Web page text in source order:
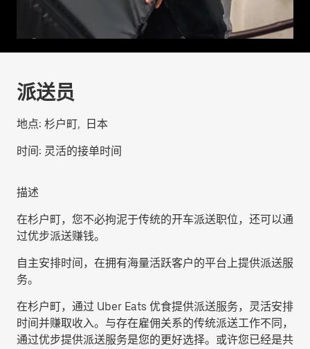
派送员
地点: 杉户町, 日本
时间: 灵活的接单时间
描述
在杉户町，您不必拘泥于传统的开车派送职位，还可以通
过优步派送赚钱。
自主安排时间，在拥有海量活跃客户的平台上提供派送服
务。
在杉户町，通过 Uber Eats 优食提供派送服务，灵活安排
时间并赚取收入。与存在雇佣关系的传统派送工作不同，
通过优步提供派送服务是您的更好选择。或许您已经是共